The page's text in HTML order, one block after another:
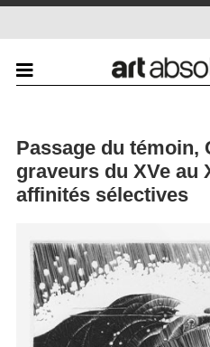
Passage du témoin,
graveurs du XVe au
affinités sélectives